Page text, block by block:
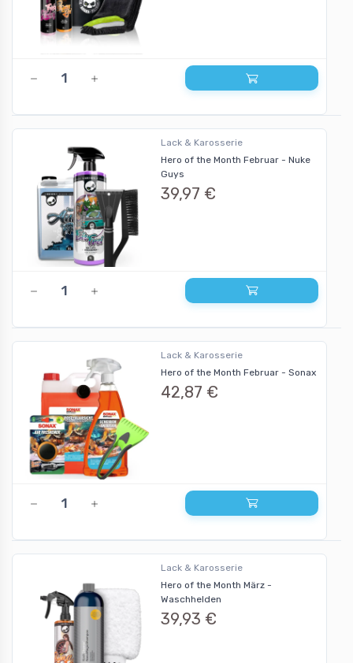
Lack & Karosserie
Hero of the Month Februar - Nuke
Guys
39,97 €
Lack & Karosserie
Hero of the Month Februar - Sonax
42,87 €
Lack & Karosserie
Hero of the Month März -
Waschhelden
39,93 €